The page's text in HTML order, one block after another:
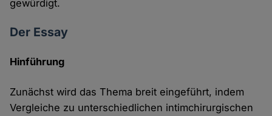
gewürdigt.
Der Essay
Hinführung
Zunächst wird das Thema breit eingeführt, indem
Vergleiche zu unterschiedlichen intimchirurgischen